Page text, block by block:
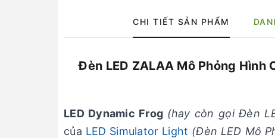
CHI TIẾT SẢN PHẨM
Đèn LED ZALAA Mô Phỏng
LED Dynamic Frog (hay còn gọi Đèn
của LED Simulator Light (Đèn LED Mô